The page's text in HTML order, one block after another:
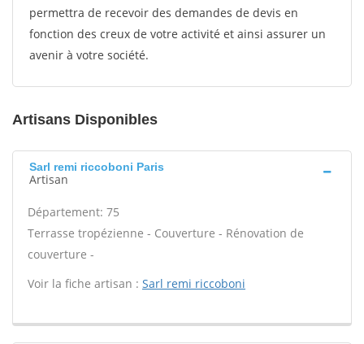
permettra de recevoir des demandes de devis en
fonction des creux de votre activité et ainsi assurer un
avenir à votre société.
Artisans Disponibles
Sarl remi riccoboni Paris
Artisan
Département: 75
Terrasse tropézienne - Couverture - Rénovation de
couverture -
Voir la fiche artisan : Sarl remi riccoboni